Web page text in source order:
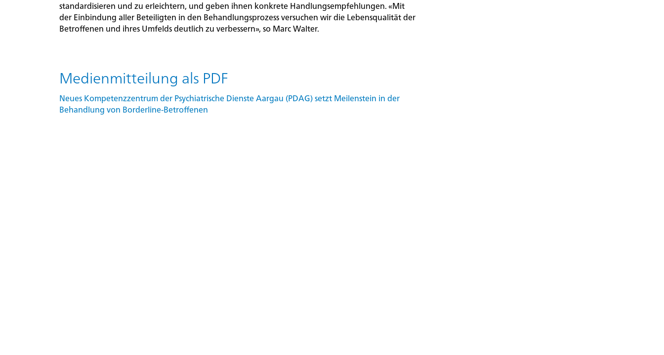
standardisieren und zu erleichtern, und geben ihnen konkrete Handlungsempfehlungen. «Mit
der Einbindung aller Beteiligten in den Behandlungsprozess versuchen wir die Lebensqualität der
Betroffenen und ihres Umfelds deutlich zu verbessern», so Marc Walter.
Medienmitteilung als PDF
Neues Kompetenzzentrum der Psychiatrische Dienste Aargau (PDAG) setzt Meilenstein in der
Behandlung von Borderline-Betroffenen